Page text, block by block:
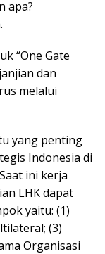
apa?
“One Gate
dan
melalui
yang penting
Indonesia di
ini kerja
LHK dapat
yaitu: (1)
(3)
Organisasi